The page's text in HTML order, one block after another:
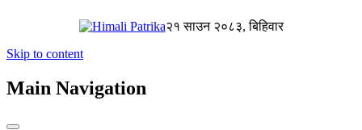
२१ साउन २०८३, बिहिवार
Skip to content
Main Navigation